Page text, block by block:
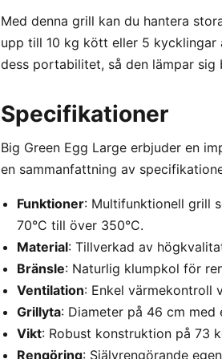
Med denna grill kan du hantera
upp till 10 kg kött eller 5 kycklingar
dess portabilitet, så den lämpar
Specifikationer
Big Green Egg Large erbjuder en
en sammanfattning av
Funktioner: Multifunktionell grill
70°C till över 350°C.
Material: Tillverkad av
Bränsle: Naturlig klumpkol för
Ventilation: Enkel värmekontroll
Grillyta: Diameter på 46 cm
Vikt: Robust konstruktion på 73
Rengöring: Självrengörande